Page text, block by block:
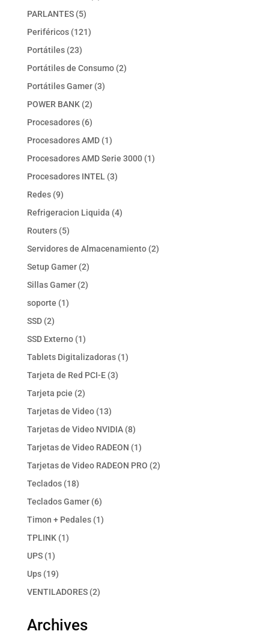
PARLANTES 55
productos
Periféricos 121121
Portátiles 2323
productos
Portátiles de Consumo 22
Portátiles Gamer 33
POWER BANK 22
productos
Procesadores 66
productos
Procesadores AMD 11
producto
Procesadores AMD Serie 3000 11
Procesadores INTEL 33
Redes 99
productos
Refrigeracion Liquida 44
Routers 55
productos
Servidores de Almacenamiento 22
Setup Gamer 22
productos
Sillas Gamer 22
soporte 11
SSD 22
productos
SSD Externo 11
producto
Tablets Digitalizadoras 11
Tarjeta de Red PCI-E 33
Tarjeta pcie 22
productos
Tarjetas de Video 1313
productos
Tarjetas de Video NVIDIA 88
productos
Tarjetas de Video RADEON 11
producto
Tarjetas de Video RADEON PRO 22
Teclados 1818
productos
Teclados Gamer 66
productos
Timon + Pedales 11
TPLINK 11
UPS 11
producto
Ups 1919
productos
VENTILADORES 22
Archives